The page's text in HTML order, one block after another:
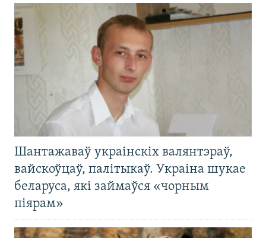
Шантажаваў украінскіх валянтэраў,
вайскоўцаў, палітыкаў. Украіна шукае
беларуса, які займаўся «чорным
піярам»